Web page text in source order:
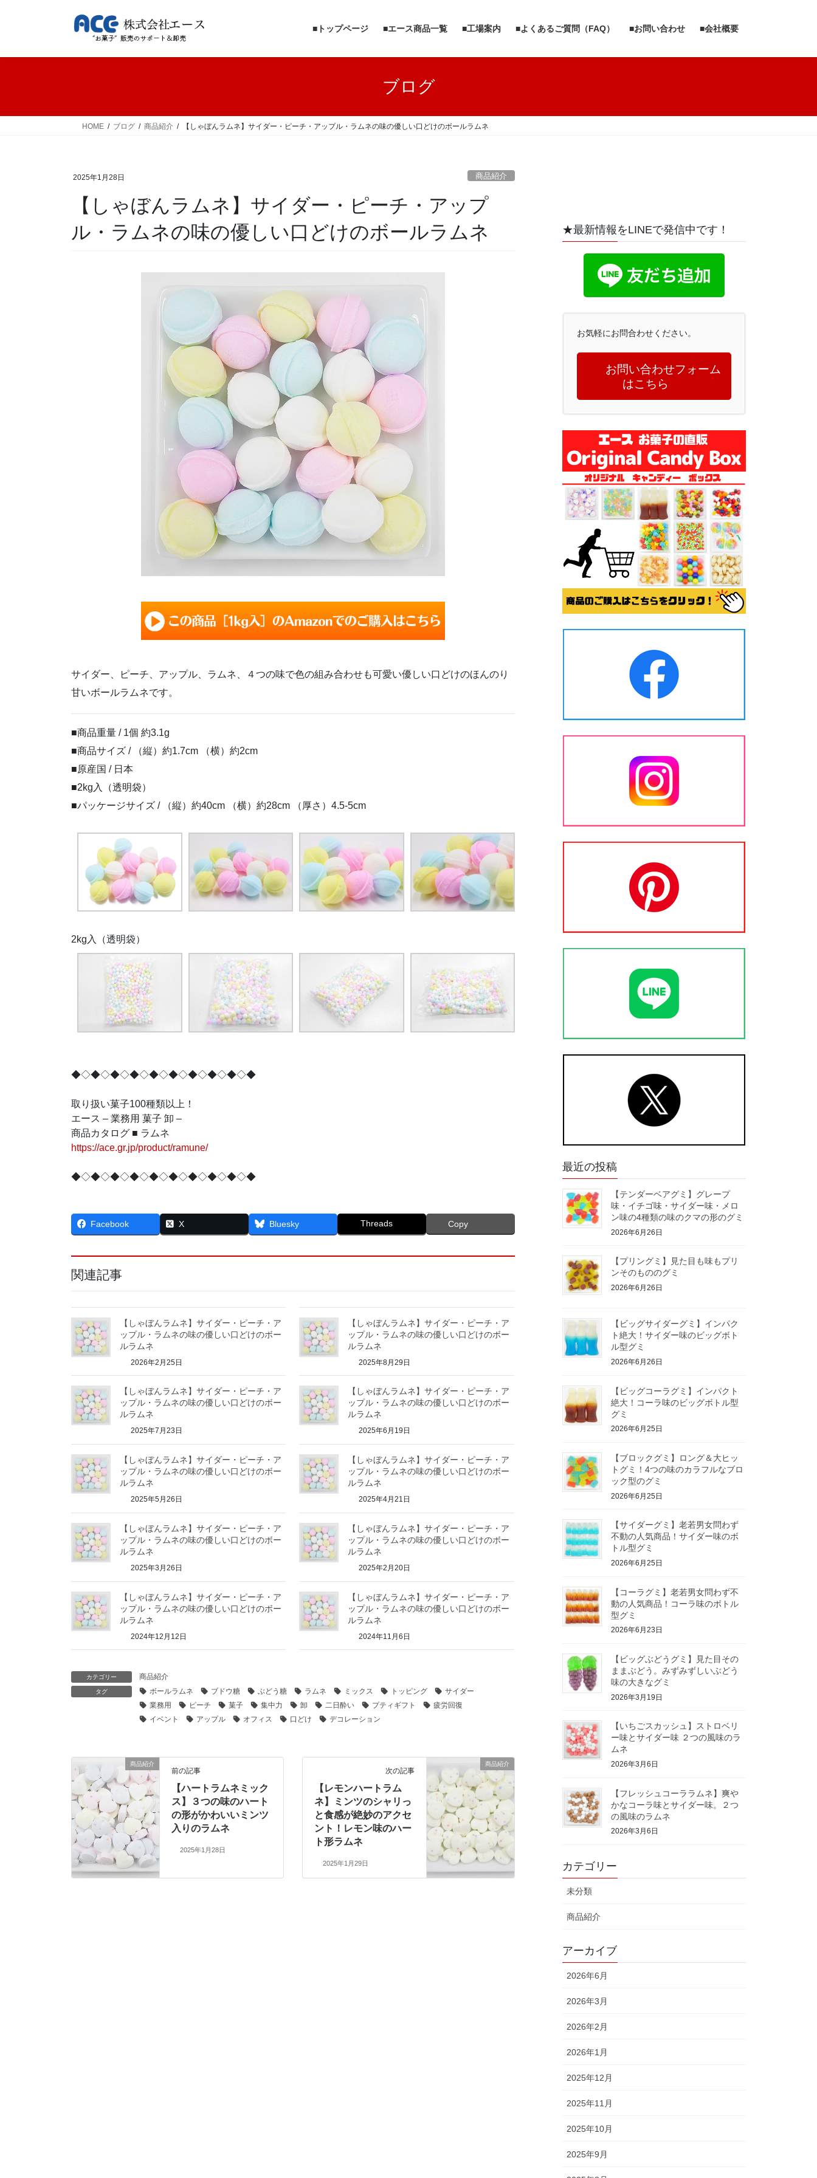
■トップページ ■エース商品一覧 ■工場案内 ■よくあるご質問（FAQ） ■お問い合わせ ■会社概要
ブログ
HOME ブログ 商品紹介 【しゃぼんラムネ】サイダー・ピーチ・アップル・ラムネの味の優しい口どけのボールラムネ
2025年1月28日 商品紹介
【しゃぼんラムネ】サイダー・ピーチ・アップ
ル・ラムネの味の優しい口どけのボールラムネ
サイダー、ピーチ、アップル、ラムネ、４つの味で色の組み合わせも可愛い優しい口どけのほんのり
甘いボールラムネです。
■商品重量 / 1個 約3.1g
■商品サイズ / （縦）約1.7cm （横）約2cm
■原産国 / 日本
■2kg入（透明袋）
■パッケージサイズ / （縦）約40cm （横）約28cm （厚さ）4.5-5cm
2kg入（透明袋）
◆◇◆◇◆◇◆◇◆◇◆◇◆◇◆◇◆◇◆
取り扱い菓子100種類以上！
エース – 業務用 菓子 卸 –
商品カタログ ■ ラムネ
https://ace.gr.jp/product/ramune/
◆◇◆◇◆◇◆◇◆◇◆◇◆◇◆◇◆◇◆
Facebook X Bluesky Threads Copy
関連記事
【しゃぼんラムネ】サイダー・ピーチ・ア
ップル・ラムネの味の優しい口どけのボー
ルラムネ
2026年2月25日
【しゃぼんラムネ】サイダー・ピーチ・ア
ップル・ラムネの味の優しい口どけのボー
ルラムネ
2025年8月29日
【しゃぼんラムネ】サイダー・ピーチ・ア
ップル・ラムネの味の優しい口どけのボー
ルラムネ
2025年7月23日
【しゃぼんラムネ】サイダー・ピーチ・ア
ップル・ラムネの味の優しい口どけのボー
ルラムネ
2025年6月19日
【しゃぼんラムネ】サイダー・ピーチ・ア
ップル・ラムネの味の優しい口どけのボー
ルラムネ
2025年5月26日
【しゃぼんラムネ】サイダー・ピーチ・ア
ップル・ラムネの味の優しい口どけのボー
ルラムネ
2025年4月21日
【しゃぼんラムネ】サイダー・ピーチ・ア
ップル・ラムネの味の優しい口どけのボー
ルラムネ
2025年3月26日
【しゃぼんラムネ】サイダー・ピーチ・ア
ップル・ラムネの味の優しい口どけのボー
ルラムネ
2025年2月20日
【しゃぼんラムネ】サイダー・ピーチ・ア
ップル・ラムネの味の優しい口どけのボー
ルラムネ
2024年12月12日
【しゃぼんラムネ】サイダー・ピーチ・ア
ップル・ラムネの味の優しい口どけのボー
ルラムネ
2024年11月6日
カテゴリー 商品紹介
タグ ボールラムネ ブドウ糖 ぶどう糖 ラムネ ミックス トッピング
サイダー
業務用
ピーチ 菓子 集中力 卸 二日酔い プティギフト
疲労回復
イベント
アップル オフィス 口どけ デコレーション
商品紹介
前の記事
【ハートラムネミック
ス】３つの味のハート
の形がかわいいミンツ
入りのラムネ
2025年1月28日
商品紹介
次の記事
【レモンハートラム
ネ】ミンツのシャリっ
と食感が絶妙のアクセ
ント！レモン味のハー
ト形ラムネ
2025年1月29日
★最新情報をLINEで発信中です！
お気軽にお問合わせください。
お問い合わせフォーム
はこちら
最近の投稿
【テンダーベアグミ】グレープ
味・イチゴ味・サイダー味・メロ
ン味の4種類の味のクマの形のグミ
2026年6月26日
【プリングミ】見た目も味もプリ
ンそのもののグミ
2026年6月26日
【ビッグサイダーグミ】インパク
ト絶大！サイダー味のビッグボト
ル型グミ
2026年6月26日
【ビッグコーラグミ】インパクト
絶大！コーラ味のビッグボトル型
グミ
2026年6月25日
【ブロックグミ】ロング＆大ヒッ
トグミ！4つの味のカラフルなブロ
ック型のグミ
2026年6月25日
【サイダーグミ】老若男女問わず
不動の人気商品！サイダー味のボ
トル型グミ
2026年6月25日
【コーラグミ】老若男女問わず不
動の人気商品！コーラ味のボトル
型グミ
2026年6月23日
【ビッグぶどうグミ】見た目その
ままぶどう。みずみずしいぶどう
味の大きなグミ
2026年3月19日
【いちごスカッシュ】ストロベリ
ー味とサイダー味 ２つの風味のラ
ムネ
2026年3月6日
【フレッシュコーララムネ】爽や
かなコーラ味とサイダー味。２つ
の風味のラムネ
2026年3月6日
カテゴリー
未分類
商品紹介
アーカイブ
2026年6月
2026年3月
2026年2月
2026年1月
2025年12月
2025年11月
2025年10月
2025年9月